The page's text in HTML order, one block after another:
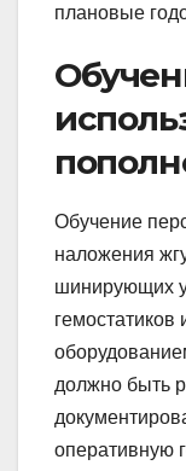
плановые
Обучение
наложения
шинирующих
должно быть
оперативную